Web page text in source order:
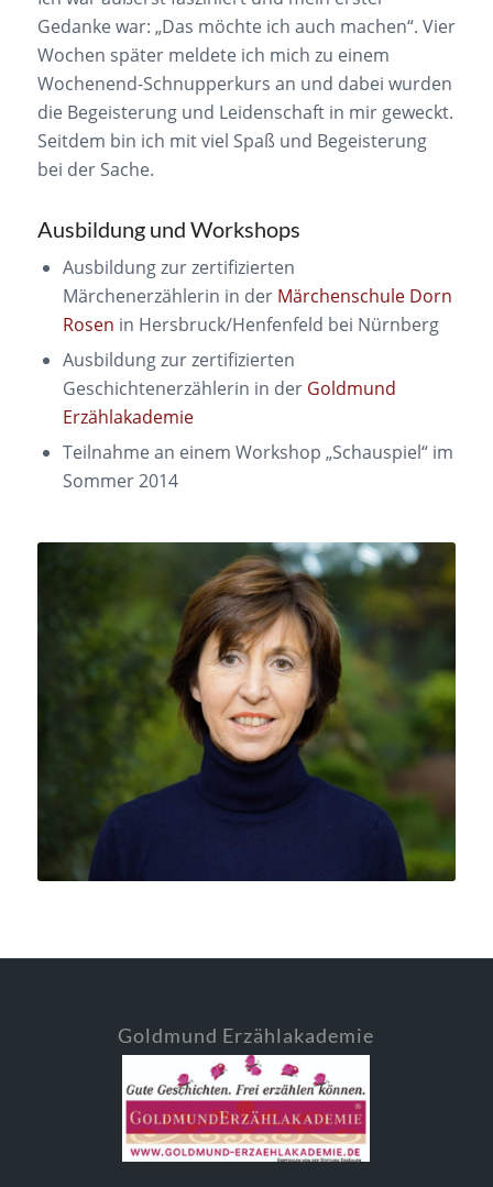
Gedanke war: „Das möchte ich auch machen“. Vier
Wochen später meldete ich mich zu einem
Wochenend-Schnupperkurs an und dabei wurden
die Begeisterung und Leidenschaft in mir geweckt.
Seitdem bin ich mit viel Spaß und Begeisterung
bei der Sache.
Ausbildung und Workshops
Ausbildung zur zertifizierten
Märchenerzählerin in der Märchenschule Dorn
Rosen in Hersbruck/Henfenfeld bei Nürnberg
Ausbildung zur zertifizierten
Geschichtenerzählerin in der Goldmund
Erzählakademie
Teilnahme an einem Workshop „Schauspiel“ im
Sommer 2014
Goldmund Erzählakademie